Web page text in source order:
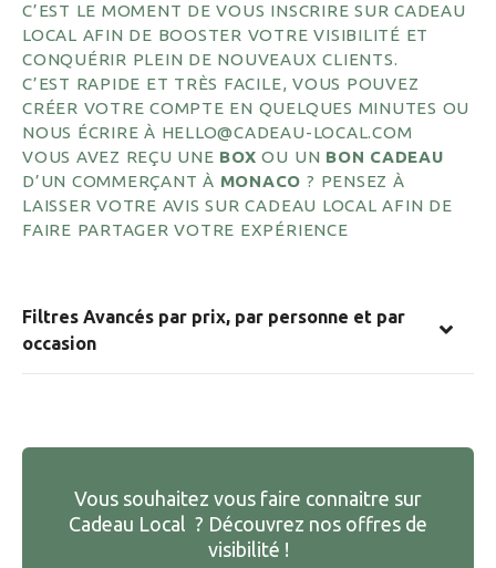
C’EST LE MOMENT DE VOUS INSCRIRE SUR CADEAU
LOCAL AFIN DE BOOSTER VOTRE VISIBILITÉ ET
CONQUÉRIR PLEIN DE NOUVEAUX CLIENTS.
C’EST RAPIDE ET TRÈS FACILE, VOUS POUVEZ
CRÉER VOTRE COMPTE EN QUELQUES MINUTES OU
NOUS ÉCRIRE À HELLO@CADEAU-LOCAL.COM
VOUS AVEZ REÇU UNE BOX OU UN BON CADEAU
D’UN COMMERÇANT À MONACO ? PENSEZ À
LAISSER VOTRE AVIS SUR CADEAU LOCAL AFIN DE
FAIRE PARTAGER VOTRE EXPÉRIENCE
Filtres Avancés par prix, par personne et par
occasion
Vous souhaitez vous faire connaitre sur
Cadeau Local ? Découvrez nos offres de
visibilité !